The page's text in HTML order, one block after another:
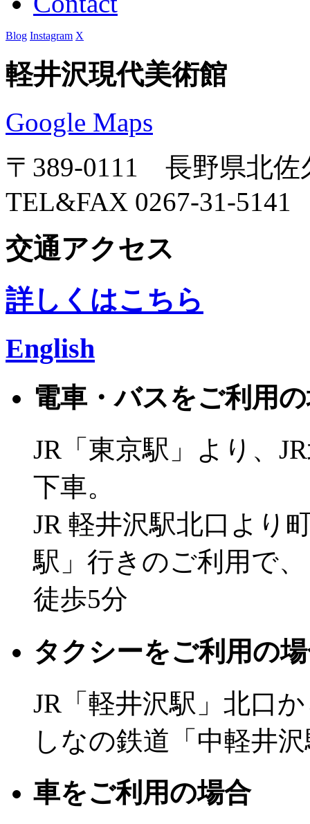
Blog Instagram X
軽井沢現代美術館
Google Maps
〒389-0111 長野県北佐
TEL&FAX 0267-31-5141
交通アクセス
詳しくはこちら
English
電車・バスをご利用
JR「東京駅」より、
下車。
JR 軽井沢駅北口より
駅」行きのご利用で
徒歩5分
タクシーをご利用の
JR「軽井沢駅」北口
しなの鉄道「中軽井
車をご利用の場合